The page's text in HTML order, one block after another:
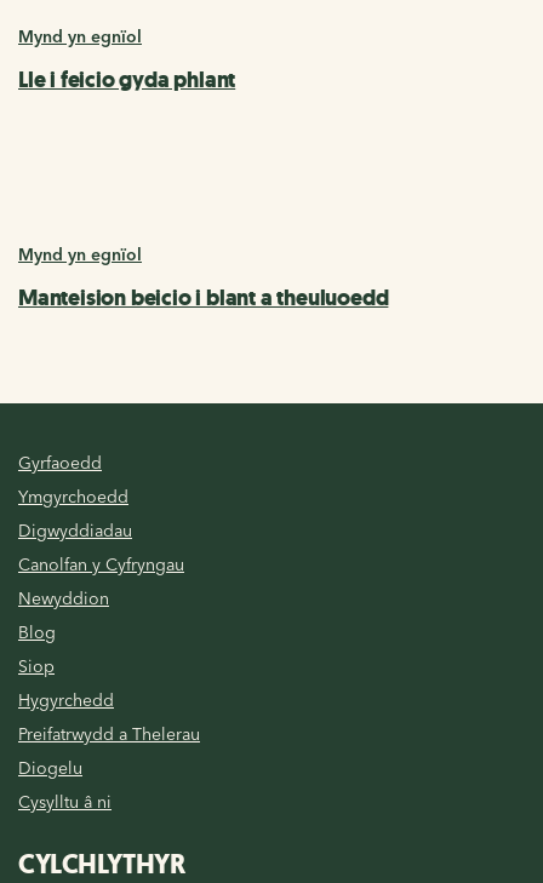
Mynd yn egnïol
Lle i feicio gyda phlant
Mynd yn egnïol
Manteision beicio i blant a theuluoedd
Gyrfaoedd
Ymgyrchoedd
Digwyddiadau
Canolfan y Cyfryngau
Newyddion
Blog
Siop
Hygyrchedd
Preifatrwydd a Thelerau
Diogelu
Cysylltu â ni
CYLCHLYTHYR